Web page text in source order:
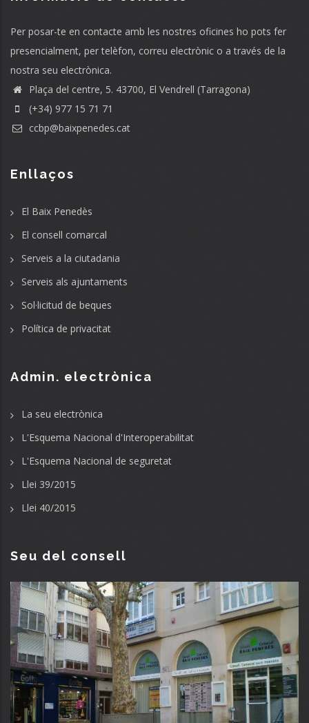
Per posar-te en contacte amb les nostres oficines ho pots fer
presencialment, per telèfon, correu electrònic o a través de la
nostra seu electrònica.
Plaça del centre, 5. 43700, El Vendrell (Tarragona)
(+34) 977 15 71 71
ccbp@baixpenedes.cat
Enllaços
El Baix Penedès
El consell comarcal
Serveis a la ciutadania
Serveis als ajuntaments
Sol·licitud de beques
Política de privacitat
Admin. electrònica
La seu electrònica
L'Esquema Nacional d'Interoperabilitat
L'Esquema Nacional de seguretat
Llei 39/2015
Llei 40/2015
Seu del consell